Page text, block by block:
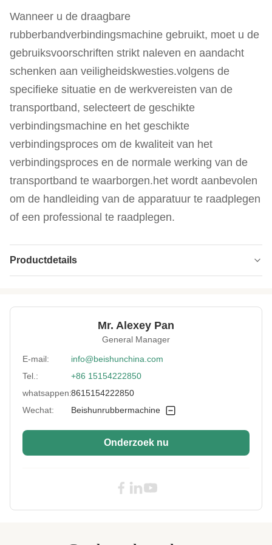
Wanneer u de draagbare
rubberbandverbindingsmachine gebruikt, moet u de
gebruiksvoorschriften strikt naleven en aandacht
schenken aan veiligheidskwesties.volgens de
specifieke situatie en de werkvereisten van de
transportband, selecteert de geschikte
verbindingsmachine en het geschikte
verbindingsproces om de kwaliteit van het
verbindingsproces en de normale werking van de
transportband te waarborgen.het wordt aanbevolen
om de handleiding van de apparatuur te raadplegen
of een professional te raadplegen.
Productdetails
siliconen elementen deken
Heating Power: 25.2KW
Temperature:
Qingdao
Location:
Mr. Alexey Pan
General Manager
E-mail:
info@beishunchina.com
Tel.:
+86 15154222850
whatsappen:8615154222850
Wechat:
Beishunrubbermachine
Onderzoek nu